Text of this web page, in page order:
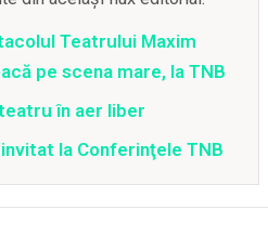
Teatrului Maxim
pe scena mare, la TNB
în aer liber
la Conferinţele TNB